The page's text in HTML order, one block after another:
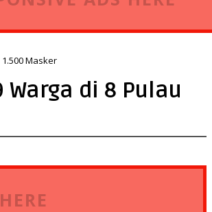
Masker
Warga di 8 Pulau